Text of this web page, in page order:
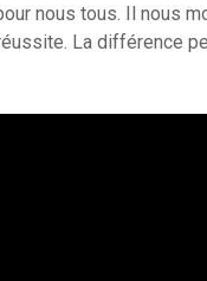
nous tous. Il nous
La différence